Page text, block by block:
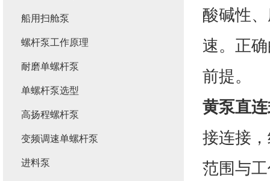
酸碱性
速。正
前提。
黄泵直
接连接
范围与
船用扫舱泵
螺杆泵工作原理
耐磨单螺杆泵
单螺杆泵选型
高扬程螺杆泵
变频调速单螺杆泵
进料泵